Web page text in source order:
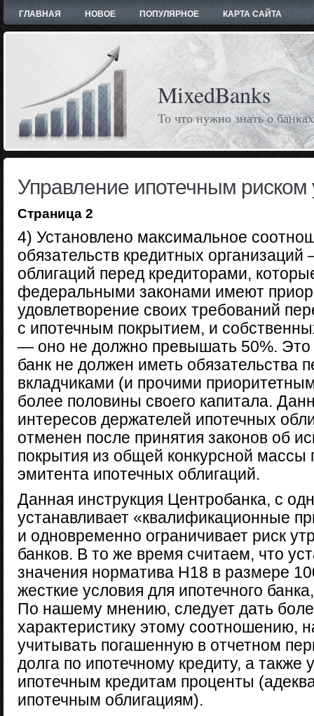
ГЛАВНАЯ НОВОЕ ПОПУЛЯРНОЕ КАРТА САЙТА
MixedBanks
То что нужно знать о банках
Управление ипотечным риском
Страница 2
4) Установлено максимальное
обязательств кредитных
облигаций перед кредиторами,
федеральными законами имеют
удовлетворение своих требований
с ипотечным покрытием, и
— оно не должно превышать 50%. Это
банк не должен иметь обязательства
вкладчиками (и прочими
более половины своего капитала.
интересов держателей ипотечных
отменен после принятия законов об
покрытия из общей конкурсной массы
эмитента ипотечных облигаций.
Данная инструкция Центробанка, с
устанавливает «квалификационные
и одновременно ограничивает риск
банков. В то же время считаем, что
значения норматива Н18 в размере
жесткие условия для ипотечного
По нашему мнению, следует дать
характеристику этому соотношению,
учитывать погашенную в отчетном
долга по ипотечному кредиту, а
ипотечным кредитам проценты
ипотечным облигациям).